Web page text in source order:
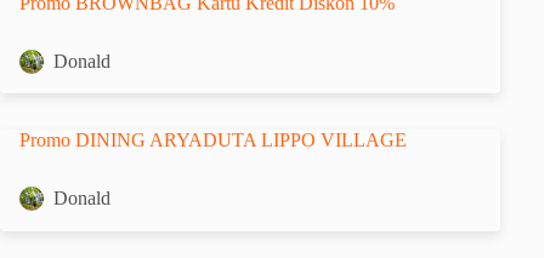
Donald
Promo DINING ARYADUTA LIPPO VILLAGE
Donald